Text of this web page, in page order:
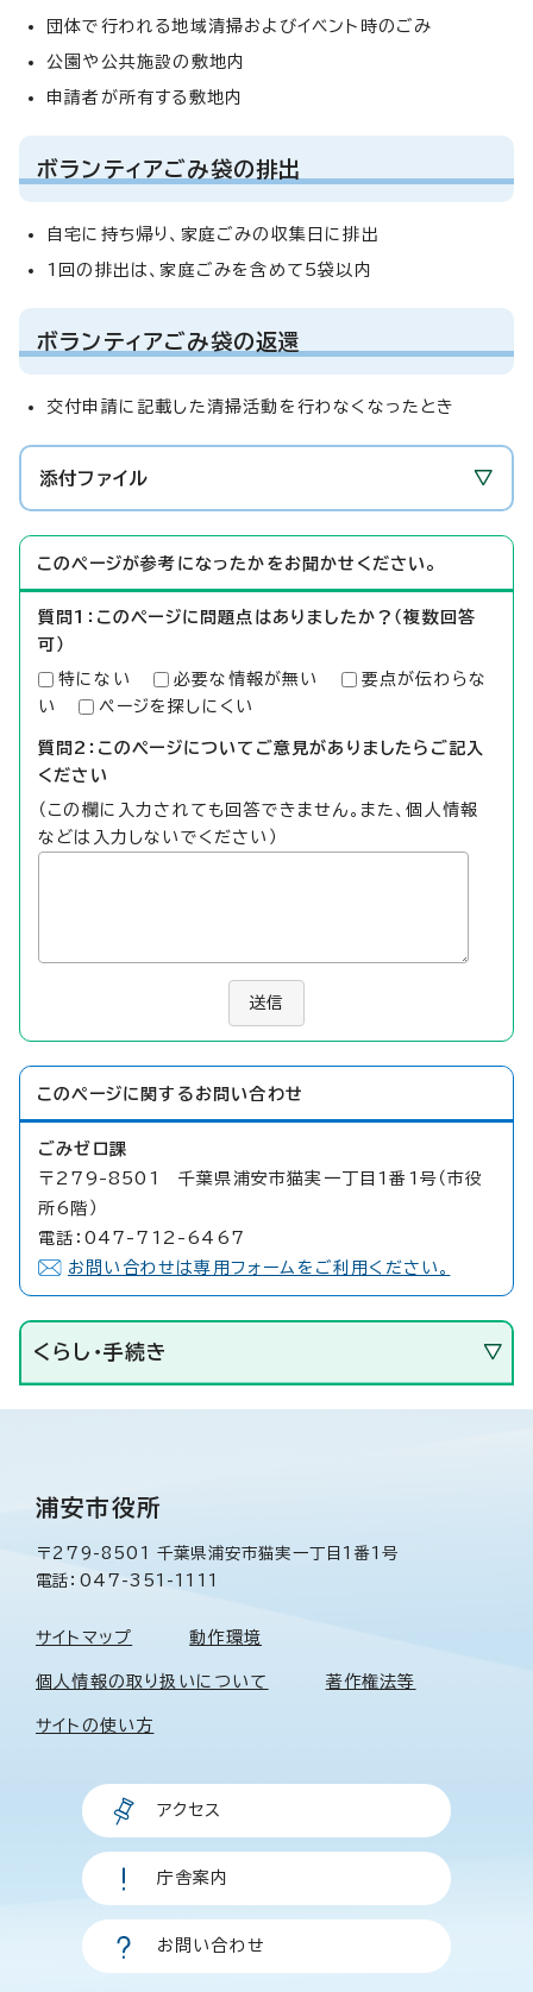
団体で行われる地域清掃およびイベント時のごみ
公園や公共施設の敷地内
申請者が所有する敷地内
ボランティアごみ袋の排出
自宅に持ち帰り、家庭ごみの収集日に排出
1回の排出は、家庭ごみを含めて5袋以内
ボランティアごみ袋の返還
交付申請に記載した清掃活動を行わなくなったとき
添付ファイル
このページが参考になったかをお聞かせください。
質問1：このページに問題点はありましたか？（複数回答
可）
特にない 必要な情報が無い
要点が伝わらな
い
ページを探しにくい
質問2：このページについてご意見がありましたらご記入
ください
（この欄に入力されても回答できません。また、個人情報
などは入力しないでください）
送信
このページに関する お問い合わせ
ごみゼロ課
〒279-8501 千葉県浦安市猫実一丁目1番1号（市役
所6階）
電話：047-712-6467
お問い合わせは専用フォームをご利用ください。
くらし・手続き
浦安市役所
〒279-8501 千葉県浦安市猫実一丁目1番1号
電話：047-351-1111
サイトマップ 動作環境
個人情報の取り扱いについて 著作権法等
サイトの使い方
アクセス
庁舎案内
お問い合わせ